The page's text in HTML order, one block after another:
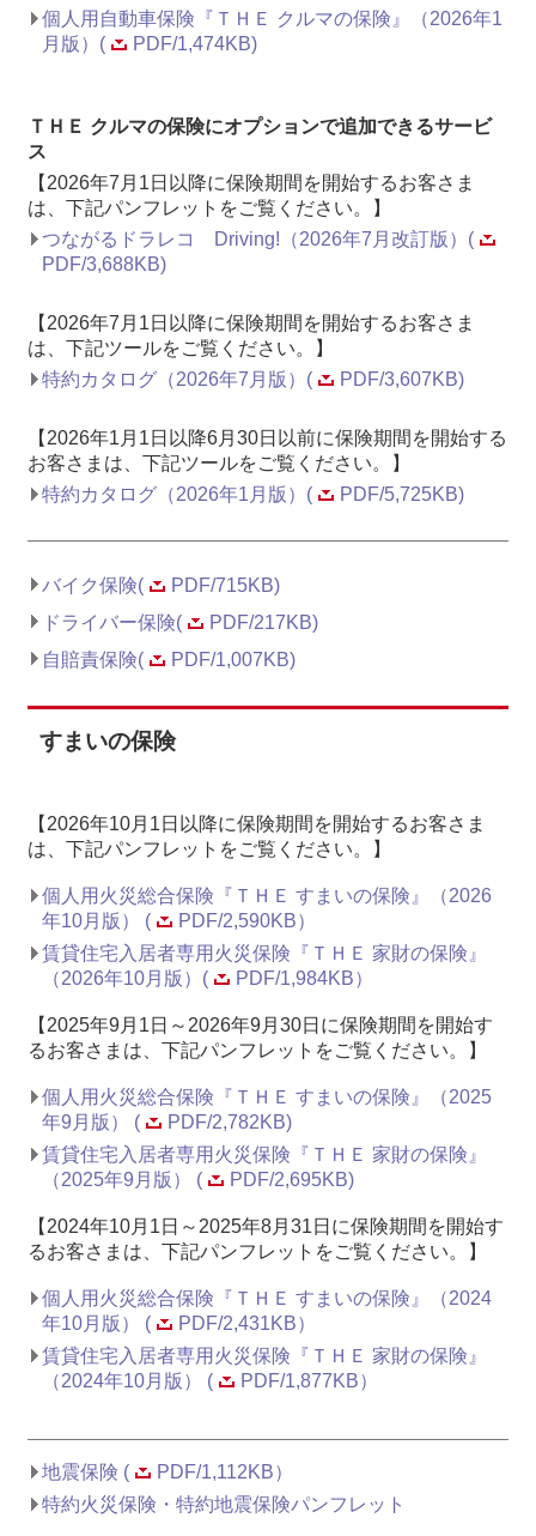
個人用自動車保険『ＴＨＥ クルマの保険』（2026年1
月版）(
PDF/1,474KB)
ＴＨＥ クルマの保険にオプションで追加できるサービ
ス
【2026年7月1日以降に保険期間を開始するお客さま
は、下記パンフレットをご覧ください。】
つながるドラレコ Driving!（2026年7月改訂版）(
PDF/3,688KB)
【2026年7月1日以降に保険期間を開始するお客さま
は、下記ツールをご覧ください。】
特約カタログ（2026年7月版）(
PDF/3,607KB)
【2026年1月1日以降6月30日以前に保険期間を開始する
お客さまは、下記ツールをご覧ください。】
特約カタログ（2026年1月版）(
PDF/5,725KB)
バイク保険(
PDF/715KB)
ドライバー保険(
PDF/217KB)
自賠責保険(
PDF/1,007KB)
すまいの保険
【2026年10月1日以降に保険期間を開始するお客さま
は、下記パンフレットをご覧ください。】
個人用火災総合保険『ＴＨＥ すまいの保険』（2026
年10月版） (
PDF/2,590KB）
賃貸住宅入居者専用火災保険『ＴＨＥ 家財の保険』
（2026年10月版）(
PDF/1,984KB）
【2025年9月1日～2026年9月30日に保険期間を開始す
るお客さまは、下記パンフレットをご覧ください。】
個人用火災総合保険『ＴＨＥ すまいの保険』（2025
年9月版） (
PDF/2,782KB)
賃貸住宅入居者専用火災保険『ＴＨＥ 家財の保険』
（2025年9月版） (
PDF/2,695KB)
【2024年10月1日～2025年8月31日に保険期間を開始す
るお客さまは、下記パンフレットをご覧ください。】
個人用火災総合保険『ＴＨＥ すまいの保険』（2024
年10月版） (
PDF/2,431KB）
賃貸住宅入居者専用火災保険『ＴＨＥ 家財の保険』
（2024年10月版） (
PDF/1,877KB）
地震保険 (
PDF/1,112KB）
特約火災保険・特約地震保険パンフレット